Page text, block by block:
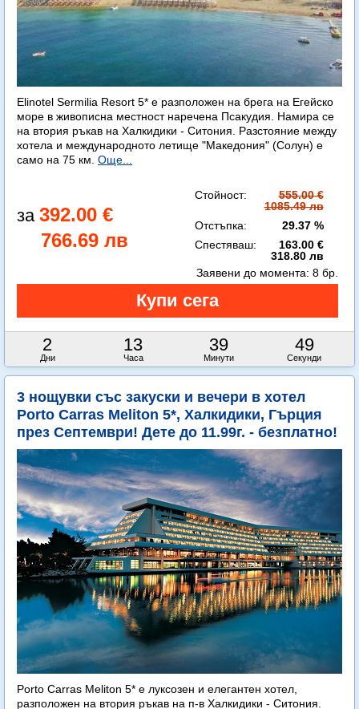
Elinotel Sermilia Resort 5* е разположен на брега на Егейско
море в живописна местност наречена Псакудия. Намира се
на втория ръкав на Халкидики - Ситония. Разстояние между
хотела и международното летище "Македония" (Солун) е
само на 75 км. Още...
392.00 €
766.69 лв
Стойност:
555.00 €
1085.49 лв
Отстъпка:
29.37 %
Спестяваш:
163.00 €
318.80 лв
2
Дни
13
Часа
39
Минути
48
Секунди
Заявени до момента: 8 бр.
3 нощувки със закуски и вечери в хотел
Porto Carras Meliton 5*, Халкидики, Гърция
през Септември! Дете до 11.99г. - безплатно!
Porto Carras Meliton 5* е луксозен и елегантен хотел,
разположен на втория ръкав на п-в Халкидики - Ситония.